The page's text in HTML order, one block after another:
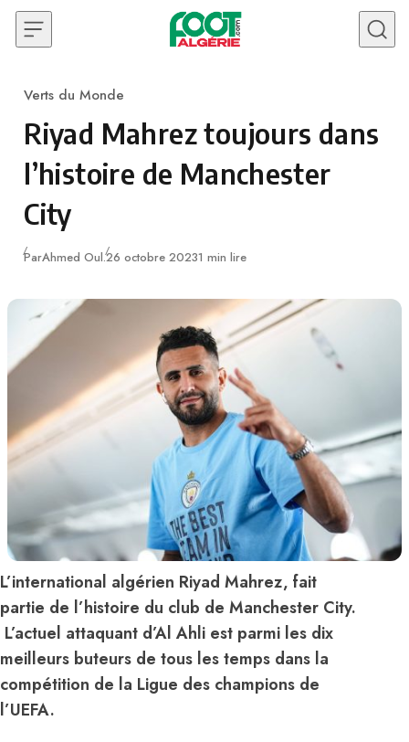
Skip to content
Category
Verts du Monde
Riyad Mahrez toujours dans
l’histoire de Manchester
City
ParAhmed Oul.Publié
26 octobre 20231 min lire
L’international algérien Riyad Mahrez, fait
partie de l’histoire du club de Manchester City.
L’actuel attaquant d’Al Ahli est parmi les dix
meilleurs buteurs de tous les temps dans la
compétition de la Ligue des champions de
l’UEFA.